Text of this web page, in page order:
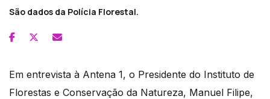
São dados da Polícia Florestal.
Em entrevista à Antena 1, o Presidente do Instituto de
Florestas e Conservação da Natureza, Manuel Filipe,